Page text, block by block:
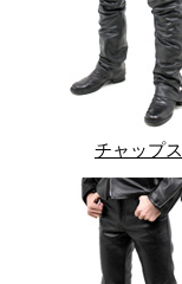
チャップス